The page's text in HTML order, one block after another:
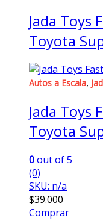
Jada Toys
Toyota
Autos a Escala,
Jada Toys
Toyota
0out of 5
(0)
SKU: n/a
$39.000
Comprar